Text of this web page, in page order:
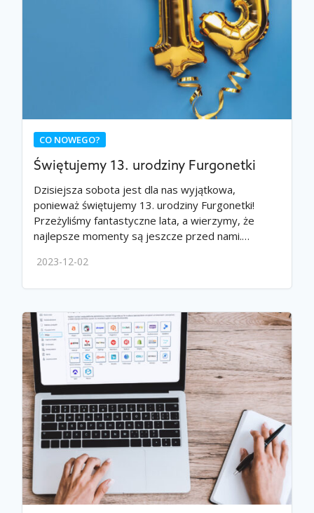
CO NOWEGO?
Świętujemy 13. urodziny Furgonetki
Dzisiejsza sobota jest dla nas wyjątkowa,
ponieważ świętujemy 13. urodziny Furgonetki!
Przeżyliśmy fantastyczne lata, a wierzymy, że
najlepsze momenty są jeszcze przed nami.…
2023-12-02